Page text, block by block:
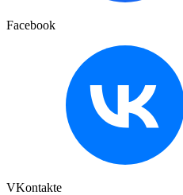
Facebook
VKontakte